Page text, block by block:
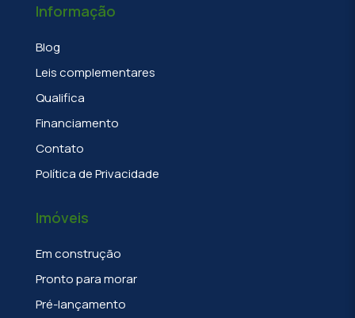
Informação
Blog
Leis complementares
Qualifica
Financiamento
Contato
Política de Privacidade
Imóveis
Em construção
Pronto para morar
Pré-lançamento